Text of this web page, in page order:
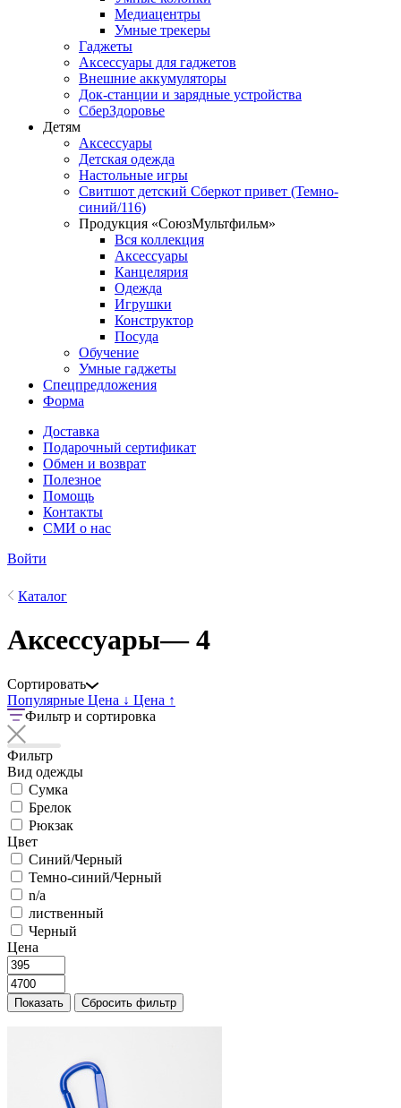
Медиацентры
Умные трекеры
Гаджеты
Аксессуары для гаджетов
Внешние аккумуляторы
Док-станции и зарядные устройства
СберЗдоровье
Детям
Аксессуары
Детская одежда
Настольные игры
Свитшот детский Сберкот привет (Темно-
синий/116)
Продукция «СоюзМультфильм»
Вся коллекция
Аксессуары
Канцелярия
Одежда
Игрушки
Конструктор
Посуда
Обучение
Умные гаджеты
Спецпредложения
Форма
Доставка
Подарочный сертификат
Обмен и возврат
Полезное
Помощь
Контакты
СМИ о нас
Войти
Каталог
Аксессуары— 4
Сортировать
Популярные Цена ↓ Цена ↑
Фильтр и сортировка
Фильтр
Вид одежды
Сумка
Брелок
Рюкзак
Цвет
Синий/Черный
Темно-синий/Черный
n/a
лиственный
Черный
Цена